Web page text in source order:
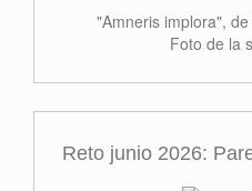
"Amneris implora",
Foto de la
Reto junio 2026: